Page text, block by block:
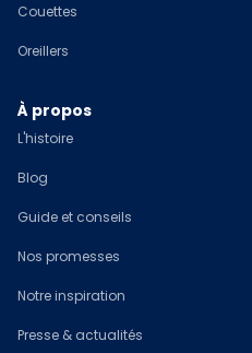
Couettes
Oreillers
À propos
L'histoire
Blog
Guide et conseils
Nos promesses
Notre inspiration
Presse & actualités